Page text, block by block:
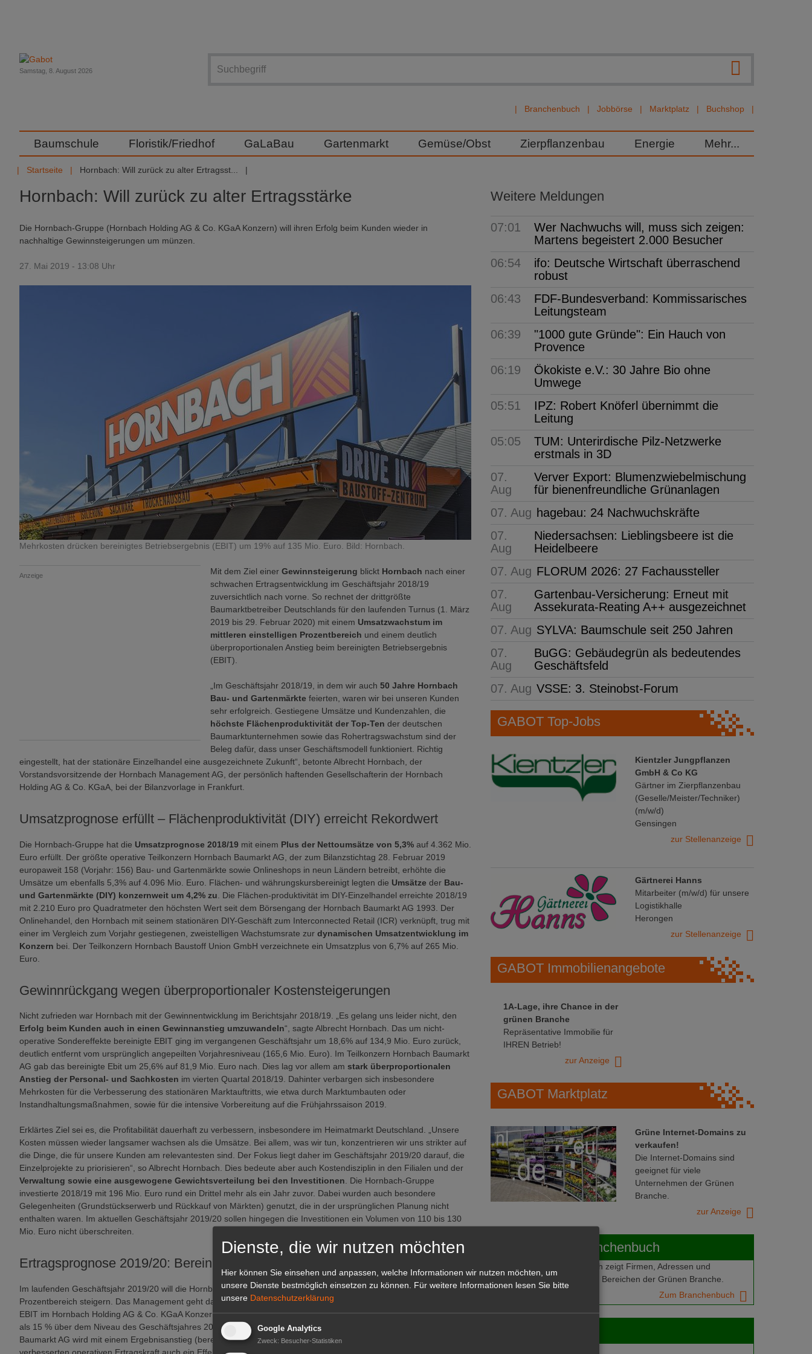
Branchenbuch Jobbörse Marktplatz Buchshop
Samstag, 8. August 2026
Baumschule Floristik/Friedhof GaLaBau Gartenmarkt Gemüse/Obst Zierpflanzenbau Energie Mehr...
Startseite Hornbach: Will zurück zu alter Ertragsst...
Hornbach: Will zurück zu alter Ertragsstärke
Die Hornbach-Gruppe (Hornbach Holding AG & Co. KGaA Konzern) will ihren Erfolg beim Kunden wieder in
nachhaltige Gewinnsteigerungen um münzen.
27. Mai 2019 - 13:08 Uhr
Mehrkosten drücken bereinigtes Betriebsergebnis (EBIT) um 19% auf 135 Mio. Euro. Bild: Hornbach.
Anzeige Mit dem Ziel einer Gewinnsteigerung blickt Hornbach nach einer
schwachen Ertragsentwicklung im Geschäftsjahr 2018/19
zuversichtlich nach vorne. So rechnet der drittgrößte
Baumarktbetreiber Deutschlands für den laufenden Turnus (1. März
2019 bis 29. Februar 2020) mit einem Umsatzwachstum im
mittleren einstelligen Prozentbereich und einem deutlich
überproportionalen Anstieg beim bereinigten Betriebsergebnis
(EBIT).
„Im Geschäftsjahr 2018/19, in dem wir auch 50 Jahre Hornbach
Bau- und Gartenmärkte feierten, waren wir bei unseren Kunden
sehr erfolgreich. Gestiegene Umsätze und Kundenzahlen, die
höchste Flächenproduktivität der Top-Ten der deutschen
Baumarktunternehmen sowie das Rohertragswachstum sind der
Beleg dafür, dass unser Geschäftsmodell funktioniert. Richtig
eingestellt, hat der stationäre Einzelhandel eine ausgezeichnete Zukunft“, betonte Albrecht Hornbach, der
Vorstandsvorsitzende der Hornbach Management AG, der persönlich haftenden Gesellschafterin der Hornbach
Holding AG & Co. KGaA, bei der Bilanzvorlage in Frankfurt.
Umsatzprognose erfüllt – Flächenproduktivität (DIY) erreicht Rekordwert
Die Hornbach-Gruppe hat die Umsatzprognose 2018/19 mit einem Plus der Nettoumsätze von 5,3% auf 4.362 Mio.
Euro erfüllt. Der größte operative Teilkonzern Hornbach Baumarkt AG, der zum Bilanzstichtag 28. Februar 2019
europaweit 158 (Vorjahr: 156) Bau- und Gartenmärkte sowie Onlineshops in neun Ländern betreibt, erhöhte die
Umsätze um ebenfalls 5,3% auf 4.096 Mio. Euro. Flächen- und währungskursbereinigt legten die Umsätze der Bau-
und Gartenmärkte (DIY) konzernweit um 4,2% zu . Die Flächen-produktivität im DIY-Einzelhandel erreichte 2018/19
mit 2.210 Euro pro Quadratmeter den höchsten Wert seit dem Börsengang der Hornbach Baumarkt AG 1993. Der
Onlinehandel, den Hornbach mit seinem stationären DIY-Geschäft zum Interconnected Retail (ICR) verknüpft, trug mit
einer im Vergleich zum Vorjahr gestiegenen, zweistelligen Wachstumsrate zur dynamischen Umsatzentwicklung im
Konzern bei. Der Teilkonzern Hornbach Baustoff Union GmbH verzeichnete ein Umsatzplus von 6,7% auf 265 Mio.
Euro.
Gewinnrückgang wegen überproportionaler Kostensteigerungen
Nicht zufrieden war Hornbach mit der Gewinnentwicklung im Berichtsjahr 2018/19. „Es gelang uns leider nicht, den
Erfolg beim Kunden auch in einen Gewinnanstieg umzuwandeln“, sagte Albrecht Hornbach. Das um nicht-
operative Sondereffekte bereinigte EBIT ging im vergangenen Geschäftsjahr um 18,6% auf 134,9 Mio. Euro zurück,
deutlich entfernt vom ursprünglich angepeilten Vorjahresniveau (165,6 Mio. Euro). Im Teilkonzern Hornbach Baumarkt
AG gab das bereinigte Ebit um 25,6% auf 81,9 Mio. Euro nach. Dies lag vor allem am stark überproportionalen
Anstieg der Personal- und Sachkosten im vierten Quartal 2018/19. Dahinter verbargen sich insbesondere
Mehrkosten für die Verbesserung des stationären Marktauftritts, wie etwa durch Marktumbauten oder
Instandhaltungsmaßnahmen, sowie für die intensive Vorbereitung auf die Frühjahrssaison 2019.
Erklärtes Ziel sei es, die Profitabilität dauerhaft zu verbessern, insbesondere im Heimatmarkt Deutschland. „Unsere
Kosten müssen wieder langsamer wachsen als die Umsätze. Bei allem, was wir tun, konzentrieren wir uns strikter auf
die Dinge, die für unsere Kunden am relevantesten sind. Der Fokus liegt daher im Geschäftsjahr 2019/20 darauf, die
Einzelprojekte zu priorisieren“, so Albrecht Hornbach. Dies bedeute aber auch Kostendisziplin in den Filialen und der
Verwaltung sowie eine ausgewogene Gewichtsverteilung bei den Investitionen . Die Hornbach-Gruppe
investierte 2018/19 mit 196 Mio. Euro rund ein Drittel mehr als ein Jahr zuvor. Dabei wurden auch besondere
Gelegenheiten (Grundstückserwerb und Rückkauf von Märkten) genutzt, die in der ursprünglichen Planung nicht
enthalten waren. Im aktuellen Geschäftsjahr 2019/20 sollen hingegen die Investitionen ein Volumen von 110 bis 130
Mio. Euro nicht überschreiten.
Ertragsprognose 2019/20: Bereinigtes EBIT soll deutlich steigen
Im laufenden Geschäftsjahr 2019/20 will die Hornbach-Gruppe den Konzernumsatz erneut im mittleren einstelligen
Prozentbereich steigern. Das Management geht davon aus, dass das um nicht-operative Ergebniseffekte bereinigte
EBIT im Hornbach Holding AG & Co. KGaA Konzern im Prognosezeitraum 1. März 2019 bis 29. Februar 2020 mehr
als 15 % über dem Niveau des Geschäftsjahres 2018/19 (134,9 Mio. Euro) liegen wird. Für den Teilkonzern Hornbach
Baumarkt AG wird mit einem Ergebnisanstieg (bereinigtes EBIT) von mehr als 30 % gerechnet. Dazu wird neben der
verbesserten operativen Ertragskraft auch ein Effekt aus der Erstanwendung der neuen Leasingbilanzierung nach
Weitere Meldungen
07:01
Wer Nachwuchs will, muss sich zeigen:
Martens begeistert 2.000 Besucher
06:54
ifo: Deutsche Wirtschaft überraschend
robust
06:43
FDF-Bundesverband: Kommissarisches
Leitungsteam
06:39
"1000 gute Gründe": Ein Hauch von
Provence
06:19
Ökokiste e.V.: 30 Jahre Bio ohne
Umwege
05:51
IPZ: Robert Knöferl übernimmt die
Leitung
05:05
TUM: Unterirdische Pilz-Netzwerke
erstmals in 3D
07.
Aug
Verver Export: Blumenzwiebelmischung
für bienenfreundliche Grünanlagen
07. Aug hagebau: 24 Nachwuchskräfte
07.
Aug
Niedersachsen: Lieblingsbeere ist die
Heidelbeere
07. Aug FLORUM 2026: 27 Fachaussteller
07.
Aug
Gartenbau-Versicherung: Erneut mit
Assekurata-Reating A++ ausgezeichnet
07. Aug SYLVA: Baumschule seit 250 Jahren
07.
Aug
BuGG: Gebäudegrün als bedeutendes
Geschäftsfeld
07. Aug VSSE: 3. Steinobst-Forum
GABOT Top-Jobs
Kientzler Jungpflanzen
GmbH & Co KG
Gärtner im Zierpflanzenbau
(Geselle/Meister/Techniker)
(m/w/d)
Gensingen
zur Stellenanzeige
Gärtnerei Hanns
Mitarbeiter (m/w/d) für unsere
Logistikhalle
Herongen
zur Stellenanzeige
GABOT Immobilienangebote
1A-Lage, ihre Chance in der
grünen Branche
Repräsentative Immobilie für
IHREN Betrieb!
zur Anzeige
GABOT Marktplatz
Grüne Internet-Domains zu
verkaufen!
Die Internet-Domains sind
geeignet für viele
Unternehmen der Grünen
Branche.
zur Anzeige
Das GABOT-Branchenbuch
Das GABOT-Branchenbuch zeigt Firmen, Adressen und
Telefonnummern aus allen Bereichen der Grünen Branche.
Zum Branchenbuch
Dienste, die wir nutzen möchten
Hier können Sie einsehen und anpassen, welche Informationen wir nutzen möchten, um
unsere Dienste bestmöglich einsetzen zu können.
Für weitere Informationen lesen Sie bitte
unsere Datenschutzerklärung
Google Analytics
Zweck: Besucher-Statistiken